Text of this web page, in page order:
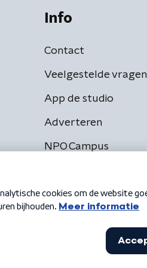
Info
Contact
Veelgestelde vragen
App de studio
Adverteren
NPO Campus